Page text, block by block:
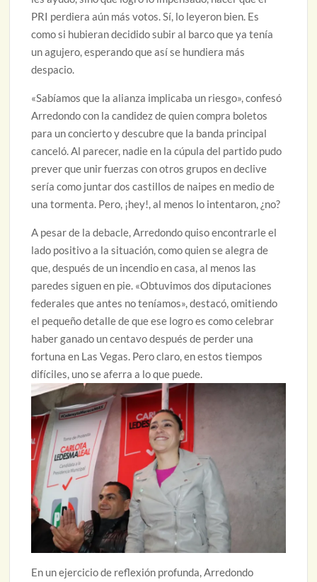
PRI perdiera aún más votos. Sí, lo leyeron bien. Es
como si hubieran decidido subir al barco que ya tenía
un agujero, esperando que así se hundiera más
despacio.
«Sabíamos que la alianza implicaba un riesgo», confesó
Arredondo con la candidez de quien compra boletos
para un concierto y descubre que la banda principal
canceló. Al parecer, nadie en la cúpula del partido pudo
prever que unir fuerzas con otros grupos en declive
sería como juntar dos castillos de naipes en medio de
una tormenta. Pero, ¡hey!, al menos lo intentaron, ¿no?
A pesar de la debacle, Arredondo quiso encontrarle el
lado positivo a la situación, como quien se alegra de
que, después de un incendio en casa, al menos las
paredes siguen en pie. «Obtuvimos dos diputaciones
federales que antes no teníamos», destacó, omitiendo
el pequeño detalle de que ese logro es como celebrar
haber ganado un centavo después de perder una
fortuna en Las Vegas. Pero claro, en estos tiempos
difíciles, uno se aferra a lo que puede.
En un ejercicio de reflexión profunda, Arredondo